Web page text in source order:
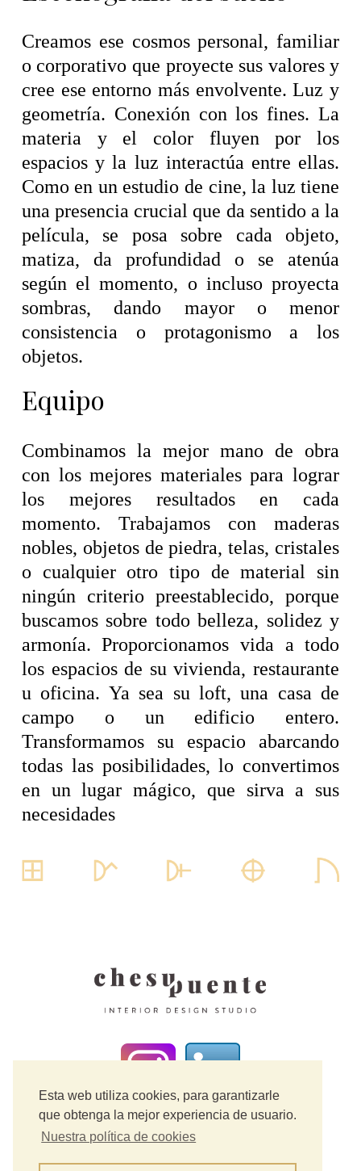
Esta web utiliza cookies, para garantizarle
que obtenga la mejor experiencia de usuario.
Nuestra política de cookies
Creamos ese cosmos personal, familiar
o corporativo que proyecte sus valores y
cree ese entorno más envolvente. Luz y
geometría. Conexión con los fines. La
materia y el color fluyen por los
espacios y la luz interactúa entre ellas.
Como en un estudio de cine, la luz tiene
una presencia crucial que da sentido a la
película, se posa sobre cada objeto,
matiza, da profundidad o se atenúa
según el momento, o incluso proyecta
sombras, dando mayor o menor
consistencia o protagonismo a los
objetos.
Equipo
Combinamos la mejor mano de obra
con los mejores materiales para lograr
los mejores resultados en cada
momento. Trabajamos con maderas
nobles, objetos de piedra, telas, cristales
o cualquier otro tipo de material sin
ningún criterio preestablecido, porque
buscamos sobre todo belleza, solidez y
armonía. Proporcionamos vida a todo
los espacios de su vivienda, restaurante
u oficina. Ya sea su loft, una casa de
campo o un edificio entero.
Transformamos su espacio abarcando
todas las posibilidades, lo convertimos
en un lugar mágico, que sirva a sus
necesidades
Aviso Legal
Política de cookies
Política de Privacidad